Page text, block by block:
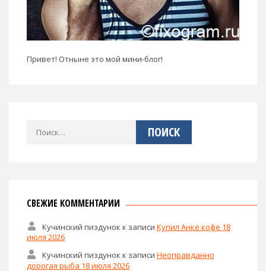
Привет! Отныне это мой мини-блог!
Найти:
СВЕЖИЕ КОММЕНТАРИИ
Кучинский пиздунок к записи Купил Анке кофе 18
июля 2026
Кучинский пиздунок к записи Неоправданно
дорогая рыба 18 июля 2026